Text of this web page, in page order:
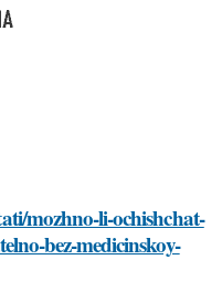
mozhno-li-ochishchat-
bez-medicinskoy-